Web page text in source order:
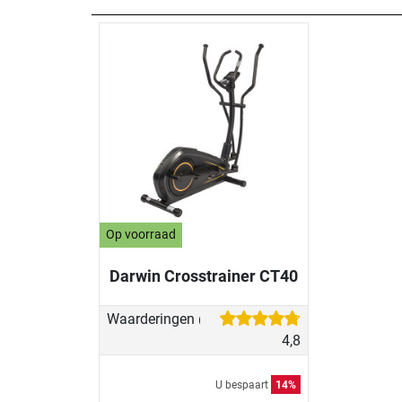
Op voorraad
Darwin Crosstrainer CT40
Waarderingen (45)
4,8
U bespaart 14%